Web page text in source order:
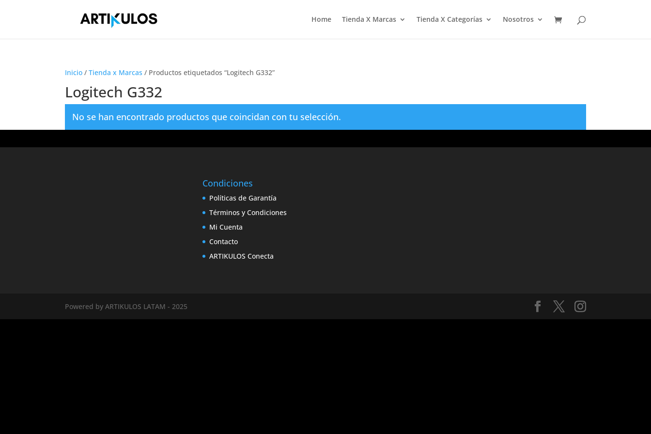
Home Tienda X Marcas Tienda X Categorías Nosotros
Inicio /Tienda x Marcas / Productos etiquetados “Logitech G332”
Logitech G332
No se han encontrado productos que coincidan con tu selección.
Condiciones
Políticas de Garantía
Términos y Condiciones
Mi Cuenta
Contacto
ARTIKULOS Conecta
Powered by ARTIKULOS LATAM - 2025